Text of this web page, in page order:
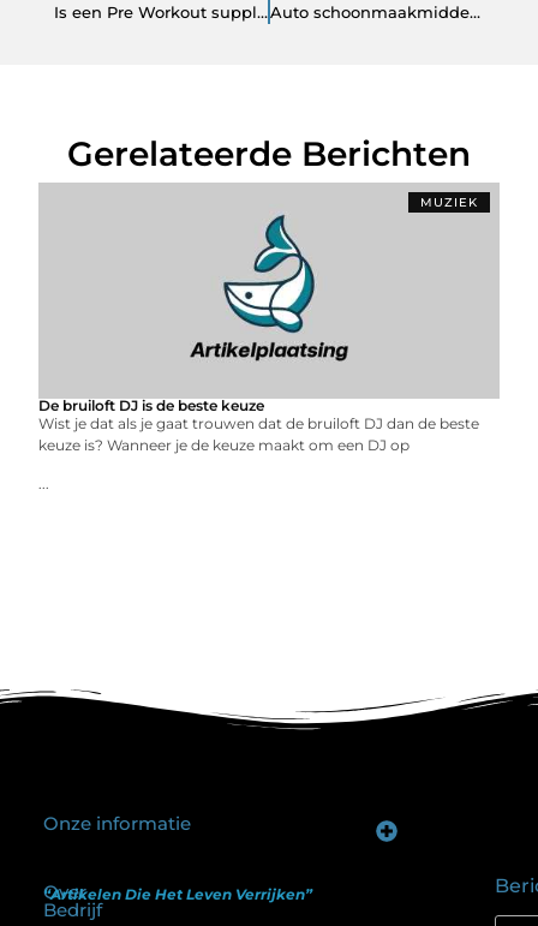
Is een Pre Workout supplement de moeite waard? Auto schoonmaakmiddelen duurzaam
Gerelateerde Berichten
MUZIEK
De bruiloft DJ is de beste keuze
Wist je dat als je gaat trouwen dat de bruiloft DJ dan de beste
keuze is? Wanneer je de keuze maakt om een DJ op
...
Over
Bedrijf
“Artikelen Die Het Leven Verrijken”
Onze informatie